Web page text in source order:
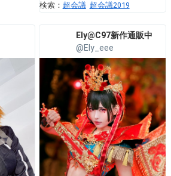
検索： 超会議 超会議2019
Ely@C97新作通販中
@Ely_eee